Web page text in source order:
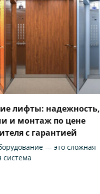
лифты: надежность,
и монтаж по цене
с гарантией
— это сложная